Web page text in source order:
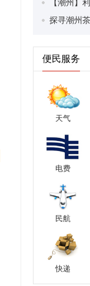
便民服务
天气
电费
民航
快递